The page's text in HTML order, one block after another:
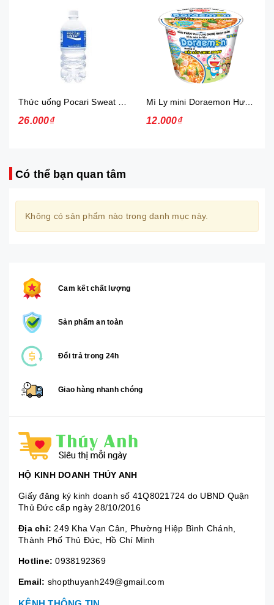
26.000₫ 12.000₫
Có thể bạn quan tâm
Không có sản phẩm nào trong danh mục này.
Cam kết chất lượng
Sản phẩm an toàn
Đổi trả trong 24h
Giao hàng nhanh chóng
HỘ KINH DOANH THÚY ANH
Giấy đăng ký kinh doanh số 41Q8021724 do UBND Quận
Thủ Đức cấp ngày 28/10/2016
Địa chỉ: 249 Kha Vạn Cân, Phường Hiệp Bình Chánh,
Thành Phố Thủ Đức, Hồ Chí Minh
Hotline: 0938192369
Email: shopthuyanh249@gmail.com